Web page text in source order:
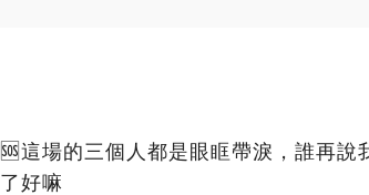
🆘這場的三個人都是眼眶帶淚，誰再
了好嘛